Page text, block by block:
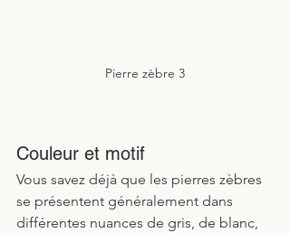
Pierre zèbre 3
Couleur et motif
Vous savez déjà que les pierres zèbres
se présentent généralement dans
différentes nuances de gris, de blanc,